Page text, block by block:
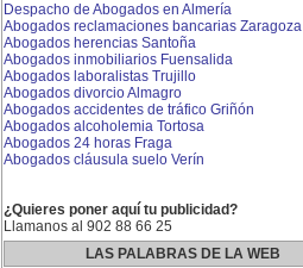
Despacho de Abogados en Almería
Abogados reclamaciones bancarias Zaragoza
Abogados herencias Santoña
Abogados inmobiliarios Fuensalida
Abogados laboralistas Trujillo
Abogados divorcio Almagro
Abogados accidentes de tráfico Griñón
Abogados alcoholemia Tortosa
Abogados 24 horas Fraga
Abogados cláusula suelo Verín
¿Quieres poner aquí tu publicidad?
Llamanos al 902 88 66 25
LAS PALABRAS DE LA WEB